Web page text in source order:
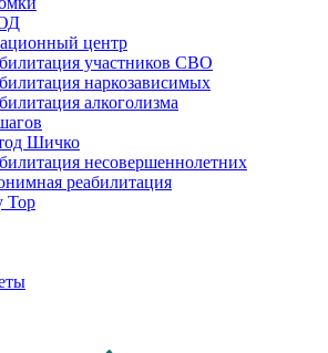
центр
участников СВО
наркозависимых
алкоголизма
Шичко
несовершеннолетних
реабилитация
Top